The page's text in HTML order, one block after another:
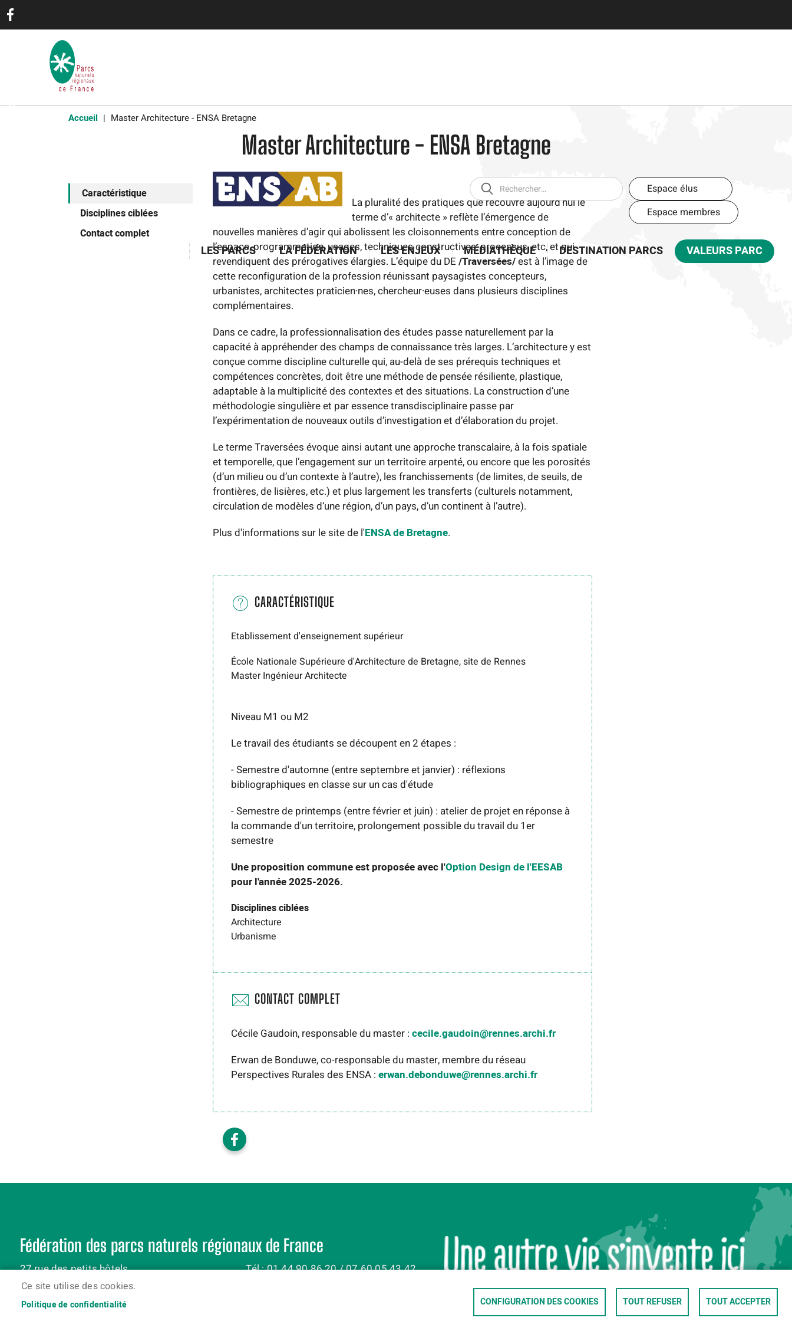
Réseaux
sociaux
Communication
En-
tête
-
Espaces
Espace élus
Espace membres
LES PARCS LA FÉDÉRATION LES ENJEUX MÉDIATHÈQUE DESTINATION PARCS VALEURS PARC
Accueil Master Architecture - ENSA Bretagne
Master Architecture - ENSA Bretagne
Caractéristique
Disciplines ciblées
Contact complet
La pluralité des pratiques que recouvre aujourd’hui le
terme d’« architecte » reflète l’émergence de
nouvelles manières d’agir qui abolissent les cloisonnements entre conception de
l’espace, programmation, usages, techniques constructives, processus, etc, et qui
revendiquent des prérogatives élargies. L’équipe du DE /Traversées/est à l’image de
cette reconfiguration de la profession réunissant paysagistes concepteurs,
urbanistes, architectes praticien·nes, chercheur·euses dans plusieurs disciplines
complémentaires.
Dans ce cadre, la professionnalisation des études passe naturellement par la
capacité à appréhender des champs de connaissance très larges. L’architecture y est
conçue comme discipline culturelle qui, au-delà de ses prérequis techniques et
compétences concrètes, doit être une méthode de pensée résiliente, plastique,
adaptable à la multiplicité des contextes et des situations. La construction d’une
méthodologie singulière et par essence transdisciplinaire passe par
l’expérimentation de nouveaux outils d’investigation et d’élaboration du projet.
Le terme Traversées évoque ainsi autant une approche transcalaire, à la fois spatiale
et temporelle, que l’engagement sur un territoire arpenté, ou encore que les porosités
(d’un milieu ou d’un contexte à l’autre), les franchissements (de limites, de seuils, de
frontières, de lisières, etc.) et plus largement les transferts (culturels notamment,
circulation de modèles d’une région, d’un pays, d’un continent à l’autre).
Plus d'informations sur le site de l'ENSA de Bretagne.
CARACTÉRISTIQUE
Etablissement d'enseignement supérieur
École Nationale Supérieure d'Architecture de Bretagne, site de Rennes
Master Ingénieur Architecte
Niveau M1 ou M2
Le travail des étudiants se découpent en 2 étapes :
- Semestre d'automne (entre septembre et janvier) : réflexions
bibliographiques en classe sur un cas d'étude
- Semestre de printemps (entre février et juin) : atelier de projet en réponse à
la commande d'un territoire, prolongement possible du travail du 1er
semestre
Une proposition commune est proposée avec l'Option Design de l'EESAB
pour l'année 2025-2026.
Disciplines ciblées
Architecture
Urbanisme
CONTACT COMPLET
Cécile Gaudoin, responsable du master : cecile.gaudoin@rennes.archi.fr
Erwan de Bonduwe, co-responsable du master, membre du réseau
Perspectives Rurales des ENSA : erwan.debonduwe@rennes.archi.fr
Ce site utilise des cookies.
Politique de confidentialité CONFIGURATION DES COOKIES TOUT REFUSER TOUT ACCEPTER
Fédération des parcs naturels régionaux de France
27 rue des petits hôtels
75010 Paris
Tél : 01 44 90 86 20 / 07 60 05 43 42